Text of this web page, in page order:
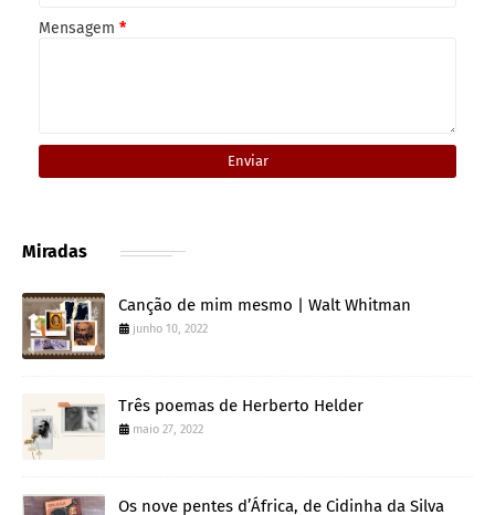
Mensagem *
Miradas
Canção de mim mesmo | Walt Whitman
junho 10, 2022
Três poemas de Herberto Helder
maio 27, 2022
Os nove pentes d’África, de Cidinha da Silva